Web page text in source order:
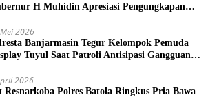
H Muhidin Apresiasi Pengungkapan
2026
Banjarmasin Tegur Kelompok Pemuda
Tuyul Saat Patroli Antisipasi Gangguan
2026
Resnarkoba Polres Batola Ringkus Pria Bawa